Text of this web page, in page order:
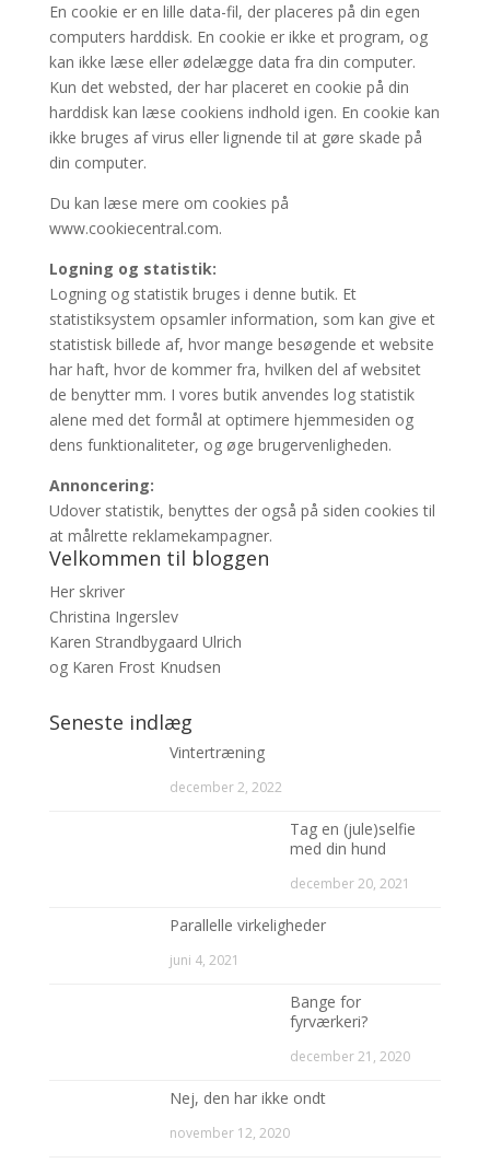
En cookie er en lille data-fil, der placeres på din egen
computers harddisk. En cookie er ikke et program, og
kan ikke læse eller ødelægge data fra din computer.
Kun det websted, der har placeret en cookie på din
harddisk kan læse cookiens indhold igen. En cookie kan
ikke bruges af virus eller lignende til at gøre skade på
din computer.
Du kan læse mere om cookies på
www.cookiecentral.com.
Logning og statistik:
Logning og statistik bruges i denne butik. Et
statistiksystem opsamler information, som kan give et
statistisk billede af, hvor mange besøgende et website
har haft, hvor de kommer fra, hvilken del af websitet
de benytter mm. I vores butik anvendes log statistik
alene med det formål at optimere hjemmesiden og
dens funktionaliteter, og øge brugervenligheden.
Annoncering:
Udover statistik, benyttes der også på siden cookies til
at målrette reklamekampagner.
Velkommen til bloggen
Her skriver
Christina Ingerslev
Karen Strandbygaard Ulrich
og Karen Frost Knudsen
Seneste indlæg
Vintertræning
december 2, 2022
Tag en (jule)selfie
med din hund
december 20, 2021
Parallelle virkeligheder
juni 4, 2021
Bange for
fyrværkeri?
december 21, 2020
Nej, den har ikke ondt
november 12, 2020